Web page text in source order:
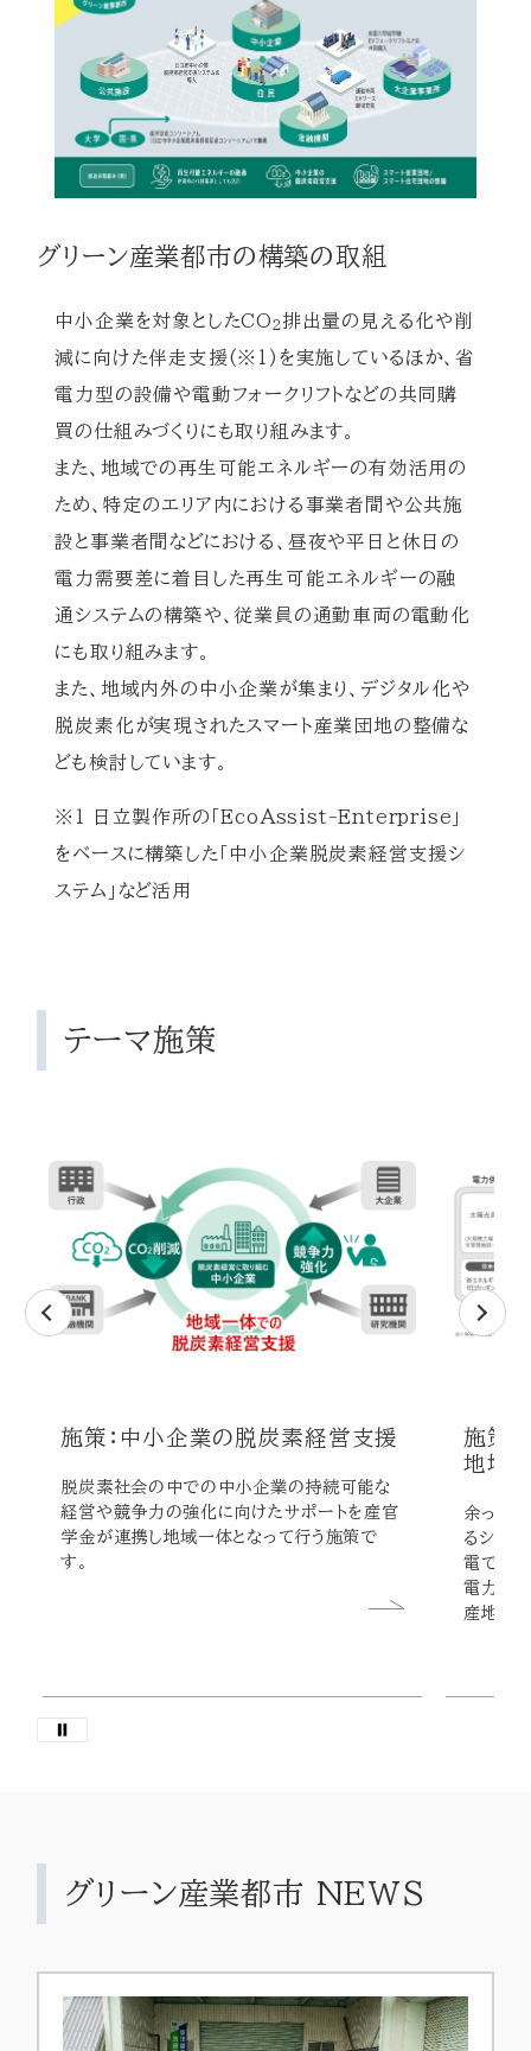
グリーン産業都市の構築の取組
中小企業を対象としたCO2排出量の見える化や削
減に向けた伴走支援(※1)を実施しているほか、省
電力型の設備や電動フォークリフトなどの共同購
買の仕組みづくりにも取り組みます。
また、地域での再生可能エネルギーの有効活用の
ため、特定のエリア内における事業者間や公共施
設と事業者間などにおける、昼夜や平日と休日の
電力需要差に着目した再生可能エネルギーの融
通システムの構築や、従業員の通勤車両の電動化
にも取り組みます。
また、地域内外の中小企業が集まり、デジタル化や
脱炭素化が実現されたスマート産業団地の整備な
ども検討しています。
※1 日立製作所の「EcoAssist-Enterprise」
をベースに構築した「中小企業脱炭素経営支援シ
ステム」など活用
テーマ施策
施策：中小企業の脱炭素経営支援
脱炭素社会の中での中小企業の持続可能な
経営や競争力の強化に向けたサポートを産官
学金が連携し地域一体となって行う施策で
す。
施策
地域
余った
るシス
電でき
電力を
産地消
グリーン産業都市 NEWS